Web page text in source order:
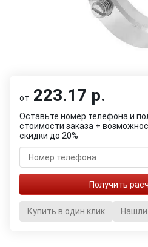
от 223.17 р.
Оставьте номер телефона и
стоимости заказа +
скидки до 20%
Купить в один клик